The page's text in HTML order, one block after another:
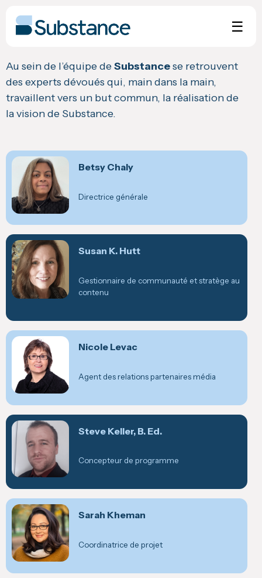
content
☰
Au sein de l’équipe deSubstancese retrouvent
des experts dévoués qui, main dans la main,
travaillent vers un but commun, la réalisation de
la vision de Substance.
Betsy Chaly
Directrice générale
Susan K. Hutt
Gestionnaire de communauté et stratège au
contenu
Nicole Levac
Agent des relations partenaires média
Steve Keller, B. Ed.
Concepteur de programme
Sarah Kheman
Coordinatrice de projet